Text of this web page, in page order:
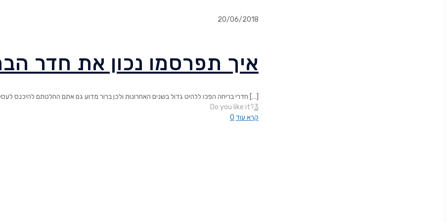
20/06/2018
?איך תפרסמו נכון את חדר
חדרי בריחה הפכו ללהיט גדול בשנים האחרונות ולכן ברור מדוע גם אתם החלטתם להיכנס […]
Do you like it?3
0 קרא עוד